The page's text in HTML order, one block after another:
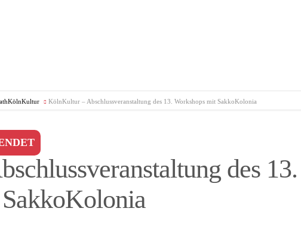
KölnKultur – Abschlussveranstaltung des 13. Workshops mit SakkoKolonia
des 13.